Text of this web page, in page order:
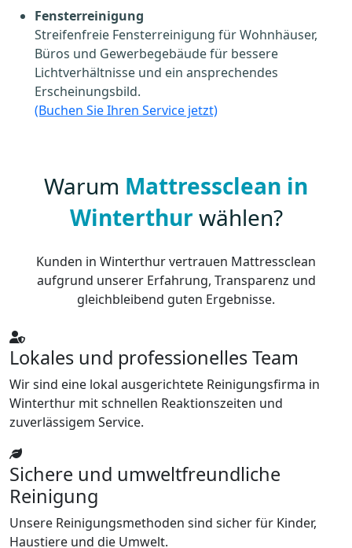
Fensterreinigung
Streifenfreie Fensterreinigung für Wohnhäuser,
Büros und Gewerbegebäude für bessere
Lichtverhältnisse und ein ansprechendes
Erscheinungsbild.
(Buchen Sie Ihren Service jetzt)
Warum Mattressclean in
Winterthur wählen?
Kunden in Winterthur vertrauen Mattressclean
aufgrund unserer Erfahrung, Transparenz und
gleichbleibend guten Ergebnisse.
Lokales und professionelles Team
Wir sind eine lokal ausgerichtete Reinigungsfirma in
Winterthur mit schnellen Reaktionszeiten und
zuverlässigem Service.
Sichere und umweltfreundliche
Reinigung
Unsere Reinigungsmethoden sind sicher für Kinder,
Haustiere und die Umwelt.